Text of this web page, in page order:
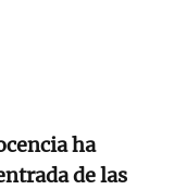
ha
de las